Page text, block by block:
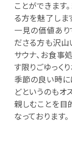
ことができます
る方を魅了しま
一見の価値あり
ださる方も沢山
サウナ、お食事
す限りごゆっく
季節の良い時に
どというのもオ
親しむことを目
なっております。